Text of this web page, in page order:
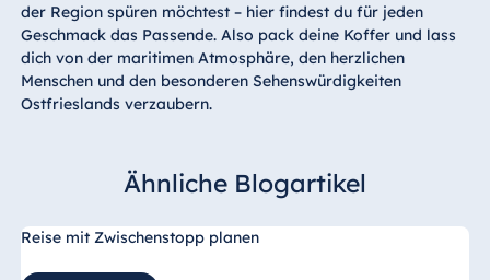
der Region spüren möchtest – hier findest du für jeden
Geschmack das Passende. Also pack deine Koffer und lass
dich von der maritimen Atmosphäre, den herzlichen
Menschen und den besonderen Sehenswürdigkeiten
Ostfrieslands verzaubern.
Ähnliche Blogartikel
Reise mit Zwischenstopp planen